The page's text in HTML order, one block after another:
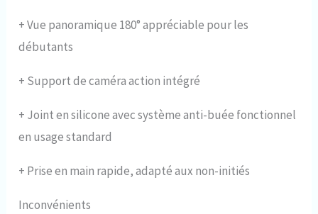
+Vue panoramique 180° appréciable pour les
débutants
+ Support de caméra action intégré
+ Joint en silicone avec système anti-buée fonctionnel
en usage standard
+ Prise en main rapide, adapté aux non-initiés
Inconvénients